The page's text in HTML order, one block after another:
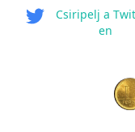
Csiripelj a
en